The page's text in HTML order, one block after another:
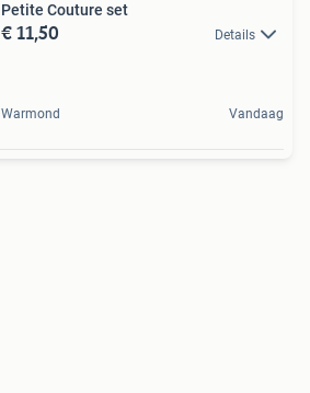
Petite Couture set
€ 11,50 Details
Warmond Vandaag